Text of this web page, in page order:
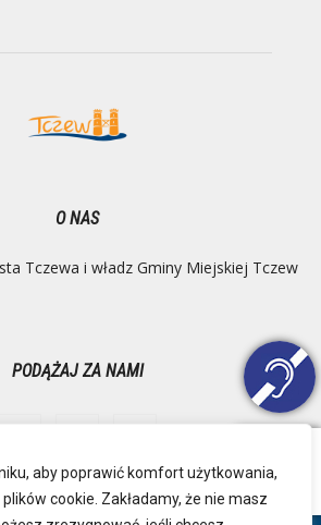
aby poprawić komfort użytkowania,
cookie. Zakładamy, że nie masz
O NAS
Tczewa i władz Gminy Miejskiej Tczew
PODĄŻAJ ZA NAMI
Inspektor Danych Osobowych